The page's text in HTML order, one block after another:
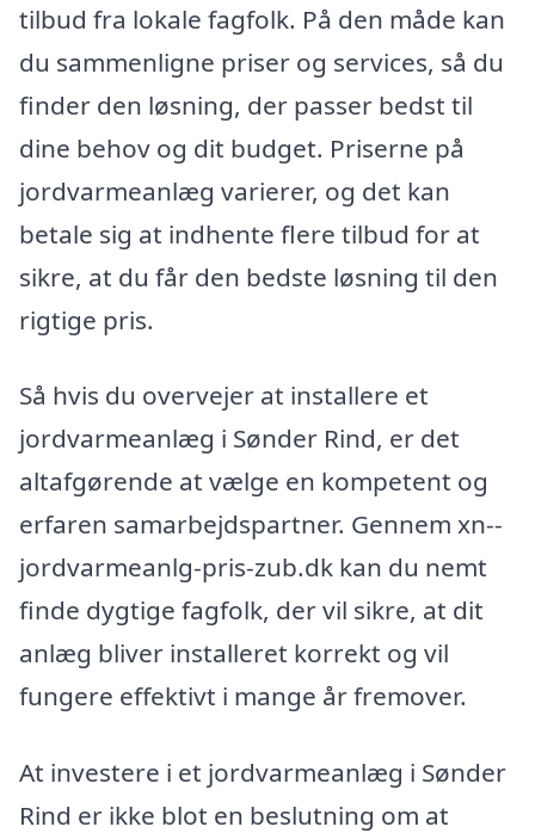
tilbud fra lokale fagfolk. På den måde kan
du sammenligne priser og services, så du
finder den løsning, der passer bedst til
dine behov og dit budget. Priserne på
jordvarmeanlæg varierer, og det kan
betale sig at indhente flere tilbud for at
sikre, at du får den bedste løsning til den
rigtige pris.
Så hvis du overvejer at installere et
jordvarmeanlæg i Sønder Rind, er det
altafgørende at vælge en kompetent og
erfaren samarbejdspartner. Gennem xn--
jordvarmeanlg-pris-zub.dk kan du nemt
finde dygtige fagfolk, der vil sikre, at dit
anlæg bliver installeret korrekt og vil
fungere effektivt i mange år fremover.
At investere i et jordvarmeanlæg i Sønder
Rind er ikke blot en beslutning om at